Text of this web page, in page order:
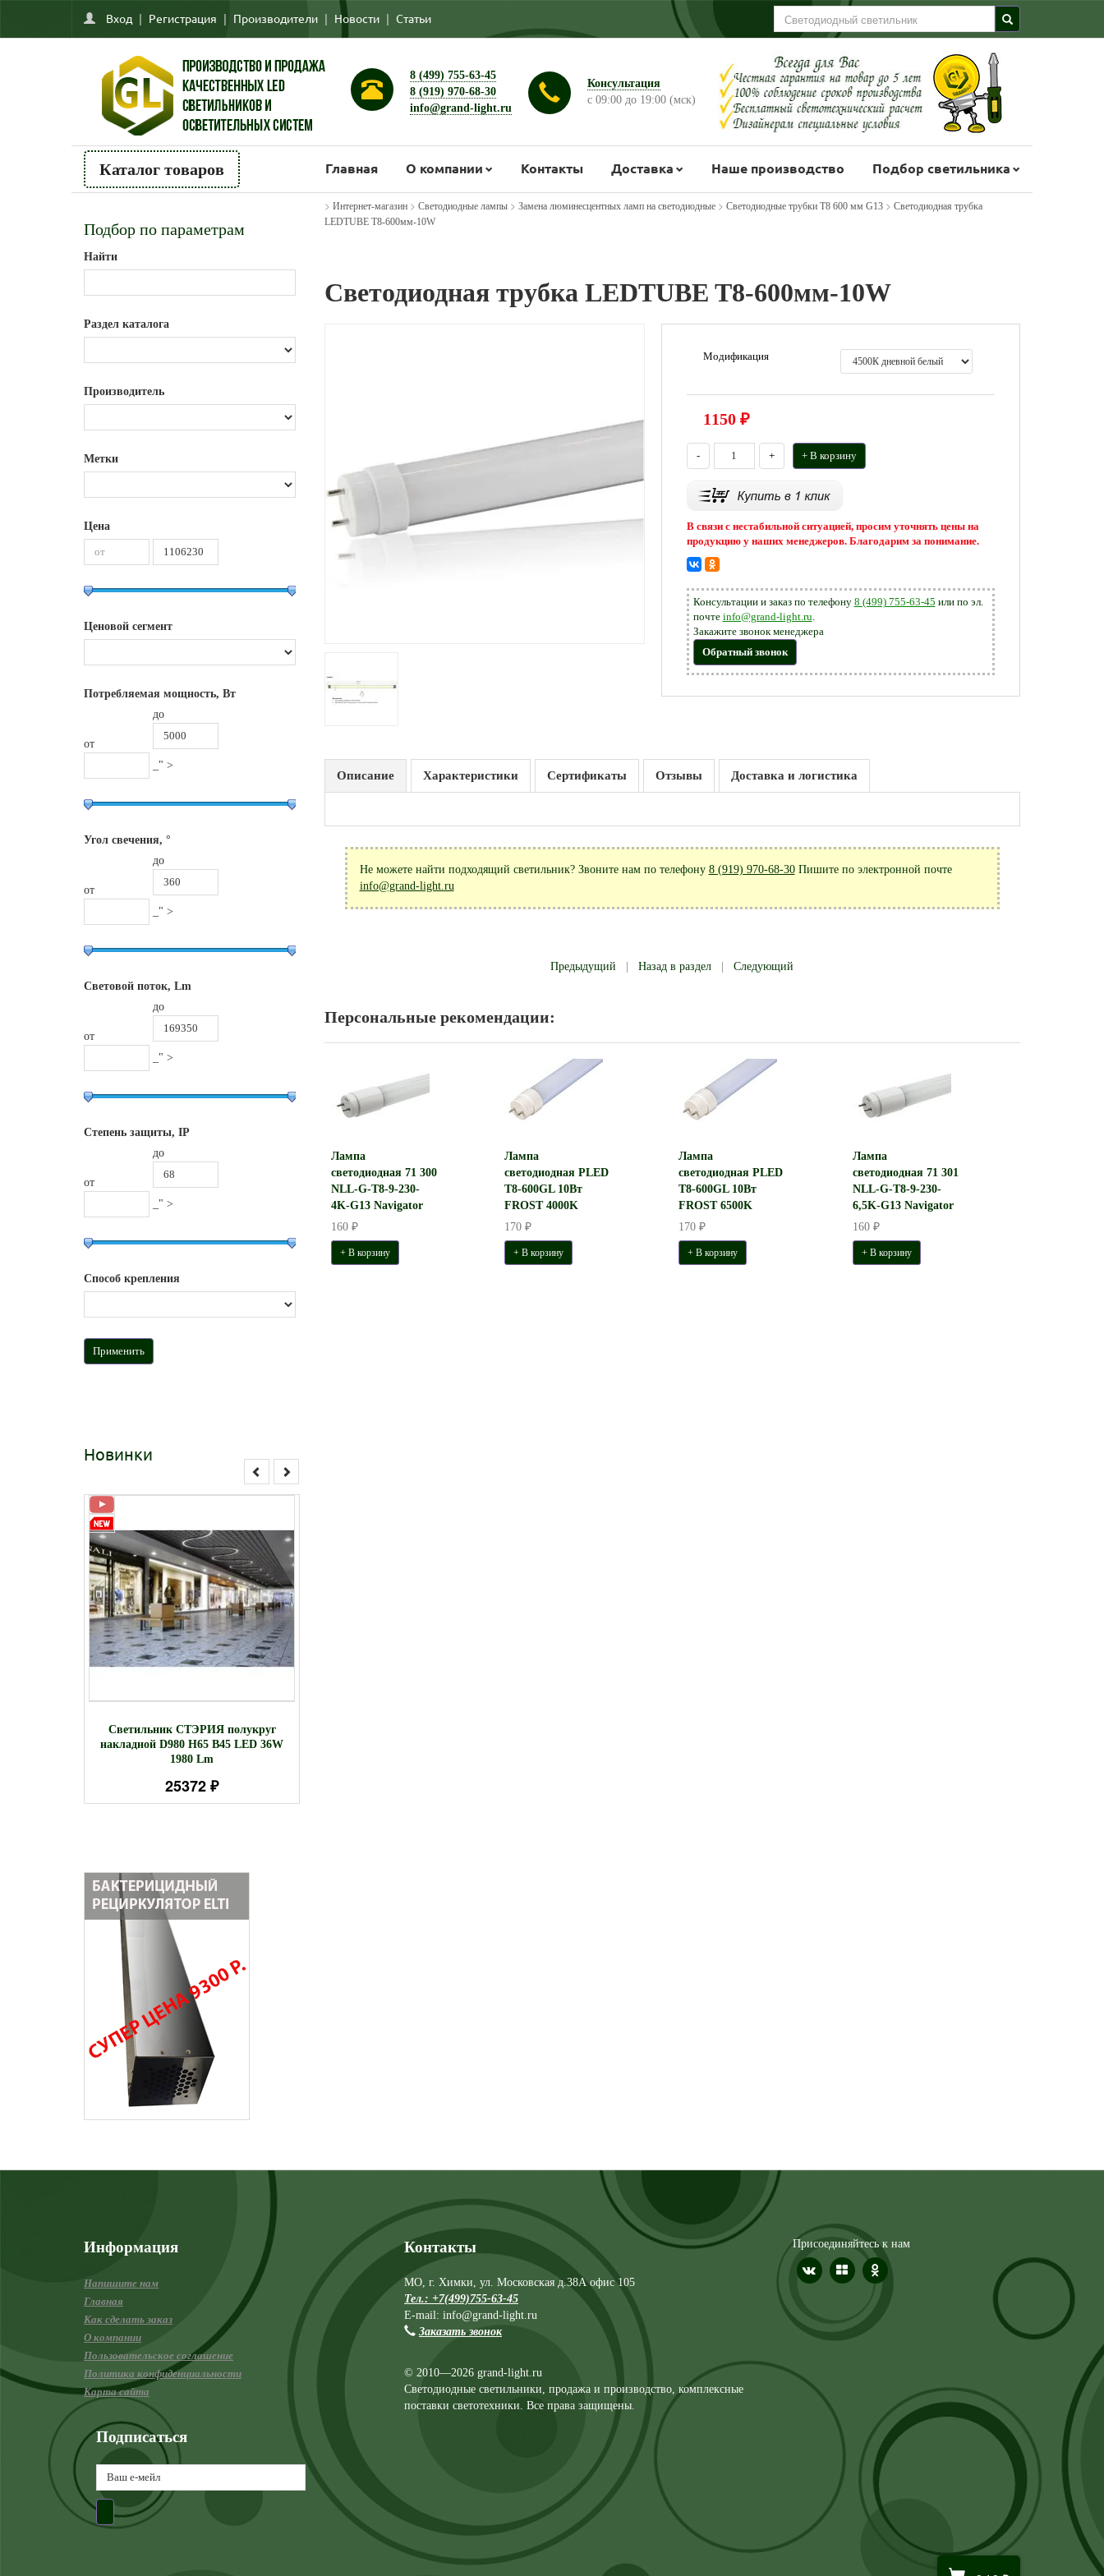
Вход | Регистрация | Производители | Новости | Статьи
8 (499) 755-63-45
8 (919) 970-68-30
info@grand-light.ru
Консультация
с 09:00 до 19:00 (мск)
Каталог товаров Главная О компании Контакты Доставка Наше производство Подбор светильника
Подбор по параметрам
Найти
Раздел каталога
Производитель
Метки
Цена
Ценовой сегмент
Потребляемая мощность, Вт
от
до
_" >
Угол свечения, °
от
до
_" >
Световой поток, Lm
от
до
_" >
Степень защиты, IP
от
до
_" >
Способ крепления
Новинки
Светильник СТЭРИЯ полукруг
накладной D980 H65 B45 LED 36W
1980 Lm
25372 ₽
> Интернет-магазин> Светодиодные лампы> Замена люминесцентных ламп на светодиодные> Светодиодные трубки Т8 600 мм G13> Светодиодная трубка
LEDTUBE T8-600мм-10W
Светодиодная трубка LEDTUBE T8-600мм-10W
Модификация
1150₽
- + + В корзину
В связи с нестабильной ситуацией, просим уточнять цены на
продукцию у наших менеджеров. Благодарим за понимание.
Консультации и заказ по телефону 8 (499) 755-63-45 или по эл.
почте info@grand-light.ru.
Закажите звонок менеджера
Обратный звонок
Описание Характеристики Сертификаты Отзывы Доставка и логистика
Не можете найти подходящий светильник? Звоните нам по телефону 8 (919) 970-68-30Пишите по электронной почте
info@grand-light.ru
Предыдущий |Назад в раздел |Следующий
Персональные рекомендации:
Лампа
светодиодная 71 300
NLL-G-T8-9-230-
4K-G13 Navigator
160 ₽
+ В корзину
Лампа
светодиодная PLED
T8-600GL 10Вт
FROST 4000K
170 ₽
+ В корзину
Лампа
светодиодная PLED
T8-600GL 10Вт
FROST 6500K
170 ₽
+ В корзину
Лампа
светодиодная 71 301
NLL-G-T8-9-230-
6,5K-G13 Navigator
160 ₽
+ В корзину
Информация
Напишите нам
Главная
Как сделать заказ
О компании
Пользовательское соглашение
Политика конфиденциальности
Карта сайта
Контакты
МО, г. Химки, ул. Московская д.38А офис 105
Тел.: +7(499)755-63-45
E-mail: info@grand-light.ru
Заказать звонок
© 2010—2026 grand-light.ru
Светодиодные светильники, продажа и производство, комплексные
поставки светотехники. Все права защищены.
Присоединяйтесь к нам
Подписаться